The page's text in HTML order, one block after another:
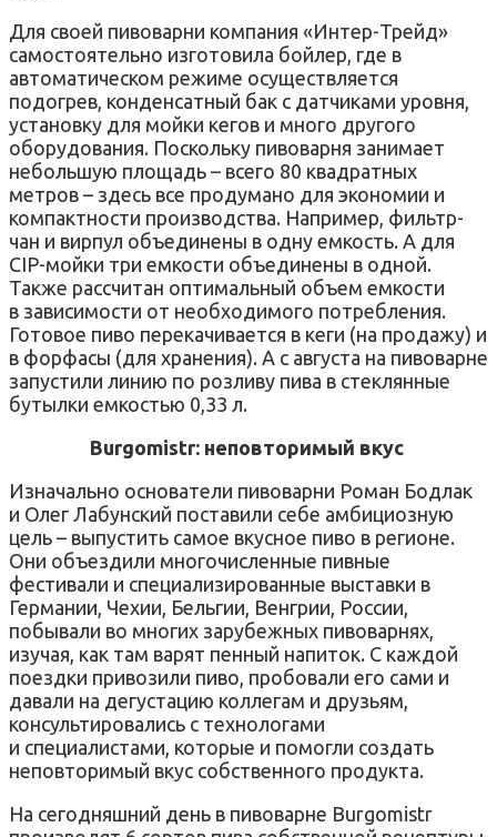
Для своей пивоварни компания «Интер-Трейд»
самостоятельно изготовила бойлер, где в
автоматическом режиме осуществляется
подогрев, конденсатный бак с датчиками уровня,
установку для мойки кегов и много другого
оборудования. Поскольку пивоварня занимает
небольшую площадь – всего 80 квадратных
метров – здесь все продумано для экономии и
компактности производства. Например, фильтр-
чан и вирпул объединены в одну емкость. А для
CIP-мойки три емкости объединены в одной.
Также рассчитан оптимальный объем емкости
в зависимости от необходимого потребления.
Готовое пиво перекачивается в кеги (на продажу) и
в форфасы (для хранения). А с августа на пивоварне
запустили линию по розливу пива в стеклянные
бутылки емкостью 0,33 л.
Burgomistr: неповторимый вкус
Изначально основатели пивоварни Роман Бодлак
и Олег Лабунский поставили себе амбициозную
цель – выпустить самое вкусное пиво в регионе.
Они объездили многочисленные пивные
фестивали и специализированные выставки в
Германии, Чехии, Бельгии, Венгрии, России,
побывали во многих зарубежных пивоварнях,
изучая, как там варят пенный напиток. С каждой
поездки привозили пиво, пробовали его сами и
давали на дегустацию коллегам и друзьям,
консультировались с технологами
и специалистами, которые и помогли создать
неповторимый вкус собственного продукта.
На сегодняшний день в пивоварне Burgomistr